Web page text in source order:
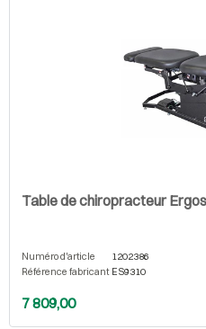
Table de chiropracteur
Numéro d'article
1202386
Référence fabricant ES9310
7 809,00